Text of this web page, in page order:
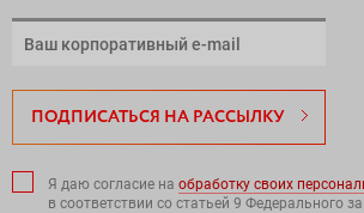
ПОДПИСАТЬСЯ НА РАССЫЛКУ
Я даю согласие на обработку своих
в соответствии со статьей 9 Федерального